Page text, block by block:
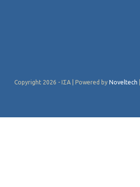
Copyright 2026 - ΙΣΑ | Powered by Noveltech